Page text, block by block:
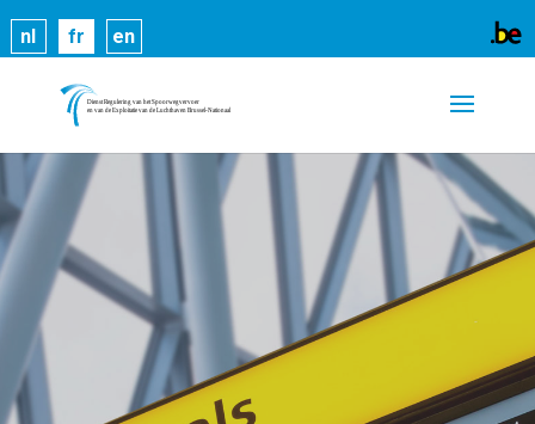
nl fr en
Les cookies nous permettent de vous proposer nos
services plus facilement. En utilisant nos services,
vous nous donnez expressément votre accord pour
exploiter ces cookies.